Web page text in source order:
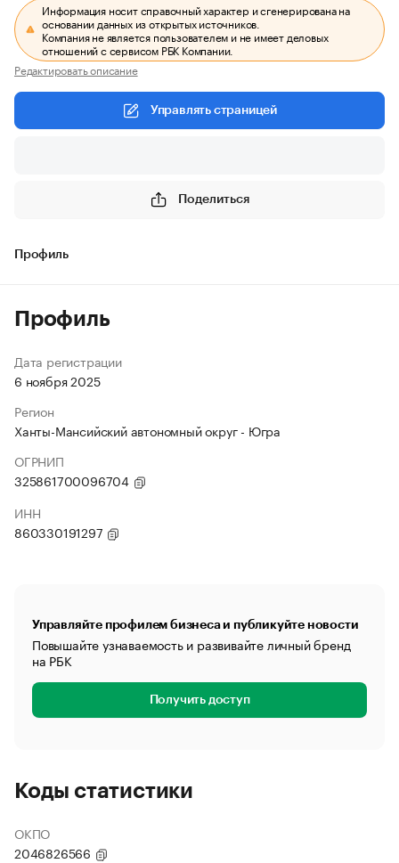
Информация носит справочный характер и сгенерирована на
основании данных из открытых источников.
Компания не является пользователем и не имеет деловых
отношений с сервисом РБК Компании.
Редактировать описание
Управлять страницей
Поделиться
Профиль
Профиль
Дата регистрации
6 ноября 2025
Регион
Ханты-Мансийский автономный округ - Югра
ОГРНИП
325861700096704
ИНН
860330191297
Управляйте профилем бизнеса и публикуйте новости
Повышайте узнаваемость и развивайте личный бренд
на РБК
Получить доступ
Коды статистики
ОКПО
2046826566